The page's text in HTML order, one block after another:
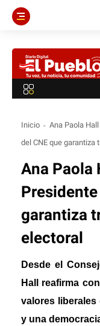
Inicio Ana Paola Hall
del CNE que
Ana Paola
garantiza
electoral
Desde el
Hall reafirma
valores liberales
y una